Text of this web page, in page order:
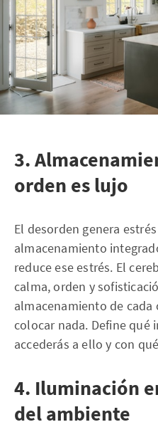
3.
orden es lujo
El desorden genera
almacenamiento
reduce ese estrés. El
calma, orden y
almacenamiento de cada
colocar nada. Define qué
accederás a ello y con
4. Iluminación
del ambiente